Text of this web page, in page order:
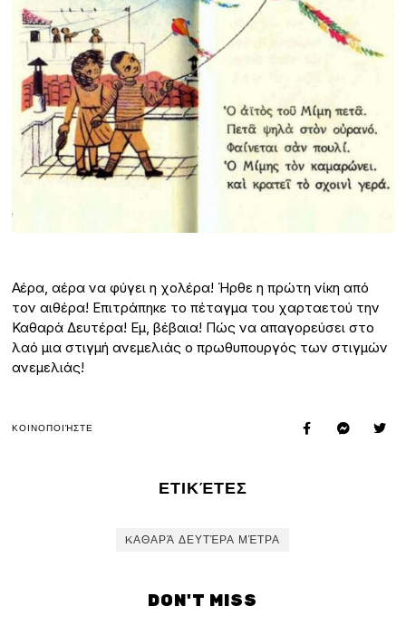
Αέρα, αέρα να φύγει η χολέρα! Ήρθε η πρώτη νίκη από
τον αιθέρα! Επιτράπηκε το πέταγμα του χαρταετού την
Καθαρά Δευτέρα! Εμ, βέβαια! Πώς να απαγορεύσει στο
λαό μια στιγμή ανεμελιάς ο πρωθυπουργός των στιγμών
ανεμελιάς!
ΚΟΙΝΟΠΟΙΉΣΤΕ
ΕΤΙΚΈΤΕΣ
KΑΘΑΡΆ ΔΕΥΤΈΡΑ ΜΈΤΡΑ
DON'T MISS